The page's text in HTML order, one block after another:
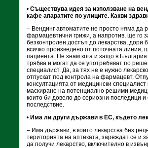
• Съществува идея за използване на
кафе апаратите по улиците. Какви
– Вендинг автоматите не просто няма да
фармацевтични грижи, а напротив, ще го
безконтролен достъп до лекарства,
всичко произведено от поточната линия,
пациента. Не знам кога и защо в
трябва и могат да се употребяват по
специалист. Да, за тях не е нужно
отпускат под контрола на фармацевт.
консултацията от медицински
маскиране на потенциално решими
които би довело до сериозни последици
последствие.
• Има ли други държави в ЕС, където
– Има държави, в които лекарства без
територията на аптеката, зареждат се и
да получи лекарство, включително в